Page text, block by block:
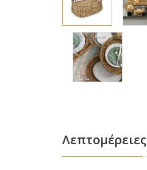
Λεπτομέρειες